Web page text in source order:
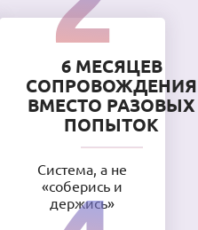
6 МЕСЯЦЕВ
СОПРОВОЖДЕНИЯ
ВМЕСТО РАЗОВЫХ
ПОПЫТОК
Система, а не
«соберись и
держись»